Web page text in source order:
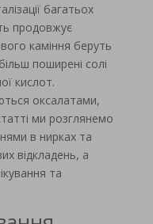
багатьох
продовжує
каміння беруть
поширені солі
кислот.
оксалатами,
ми розглянемо
в нирках та
відкладень, а
та